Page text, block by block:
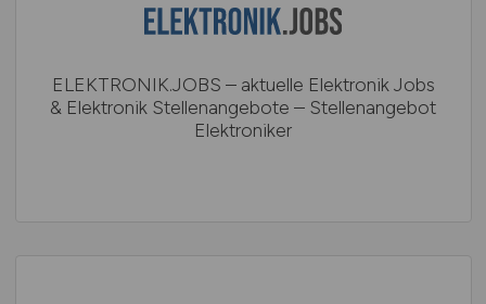
ELEKTRONIK.JOBS – aktuelle Elektronik Jobs
& Elektronik Stellenangebote – Stellenangebot
Elektroniker